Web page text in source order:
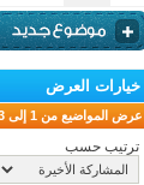
خيارات العرض
عرض المواضيع من 1 إلى 3 من 3
ترتيب حسب